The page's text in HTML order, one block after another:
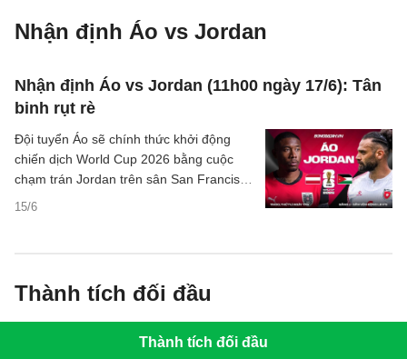
Nhận định Áo vs Jordan
Nhận định Áo vs Jordan (11h00 ngày 17/6): Tân
binh rụt rè
15/6
Đội tuyển Áo sẽ chính thức khởi động
chiến dịch World Cup 2026 bằng cuộc
chạm trán Jordan trên sân San Francisco
Bay Area vào thứ Tư tới. Hiện tại, Áo
Thành tích đối đầu
Thành tích đối đầu